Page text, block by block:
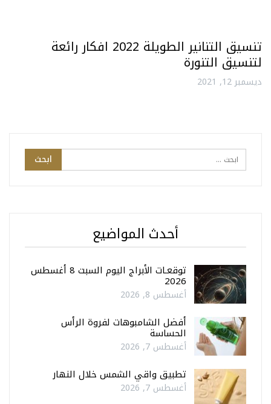
تنسيق التنانير الطويلة 2022 افكار رائعة
لتنسيق التنورة
ديسمبر 12, 2021
أحدث المواضيع
توقعـات الأبراج اليوم السبت 8 أغسطس
2026
أغسطس 8, 2026
أفضل الشامبوهات لفروة الرأس
الحساسة
أغسطس 7, 2026
تطبيق واقي الشمس خلال النهار
أغسطس 7, 2026